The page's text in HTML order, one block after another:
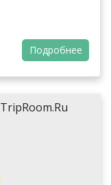
Подробнее